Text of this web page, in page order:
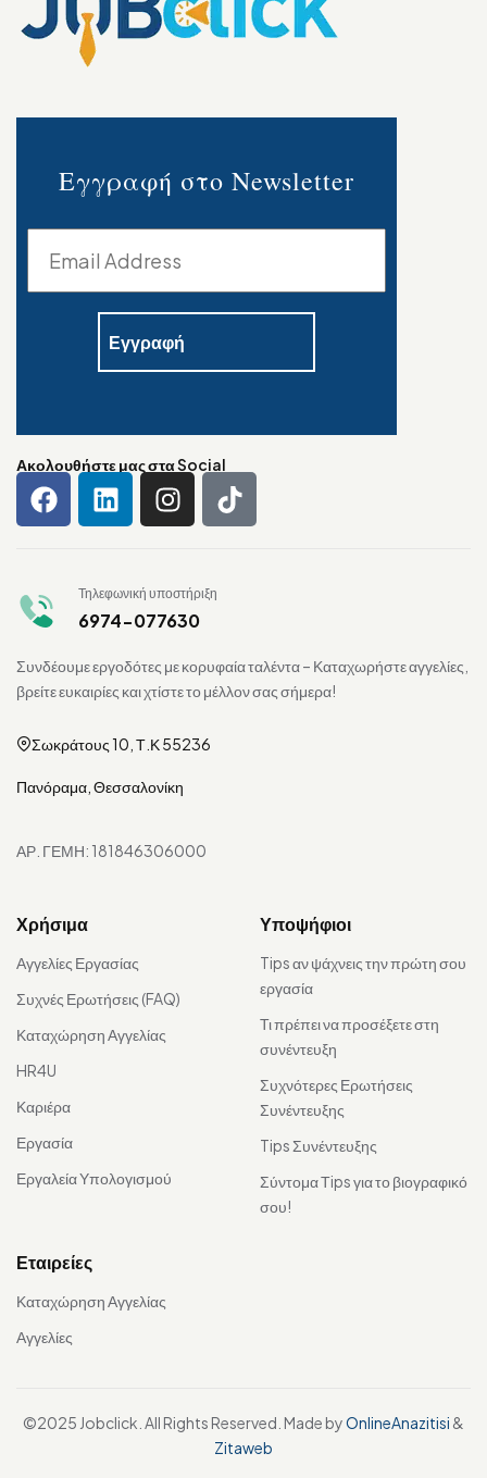
Εγγραφή στο Newsletter
Ακολουθήστε μας στα Social
Τηλεφωνική υποστήριξη
6974-077630
Συνδέουμε εργοδότες με κορυφαία ταλέντα – Καταχωρήστε αγγελίες,
βρείτε ευκαιρίες και χτίστε το μέλλον σας σήμερα!
Σωκράτους 10, Τ.Κ 55236
Πανόραμα, Θεσσαλονίκη
ΑΡ. ΓΕΜΗ: 181846306000
Χρήσιμα
Αγγελίες Εργασίας
Συχνές Ερωτήσεις (FAQ)
Καταχώρηση Αγγελίας
HR4U
Καριέρα
Εργασία
Εργαλεία Υπολογισμού
Υποψήφιοι
Tips αν ψάχνεις την πρώτη σου
εργασία
Τι πρέπει να προσέξετε στη
συνέντευξη
Συχνότερες Ερωτήσεις
Συνέντευξης
Tips Συνέντευξης
Σύντομα Τips για το βιογραφικό
σου!
Εταιρείες
Καταχώρηση Αγγελίας
Αγγελίες
©2025 Jobclick. All Rights Reserved. Made byOnlineAnazitisi &
Zitaweb